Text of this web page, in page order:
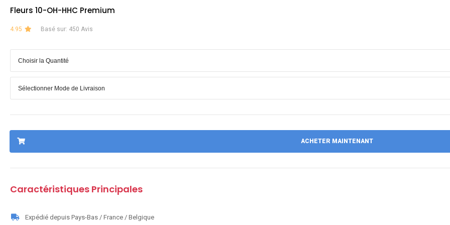
Fleurs 10-OH-HHC Premium
4.95 Basé sur: 450 Avis
ACHETER MAINTENANT
Caractéristiques Principales
Expédié depuis Pays-Bas / France / Belgique